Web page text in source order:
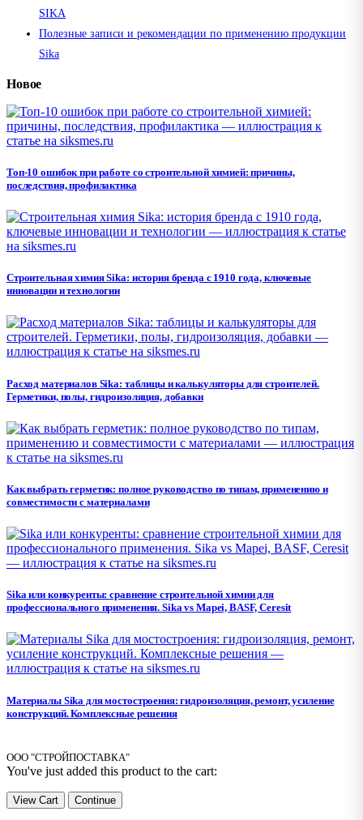
SIKA
Полезные записи и рекомендации по применению продукции
Sika
Новое
Топ-10 ошибок при работе со строительной химией: причины,
последствия, профилактика
Строительная химия Sika: история бренда с 1910 года, ключевые
инновации и технологии
Расход материалов Sika: таблицы и калькуляторы для строителей.
Герметики, полы, гидроизоляция, добавки
Как выбрать герметик: полное руководство по типам, применению и
совместимости с материалами
Sika или конкуренты: сравнение строительной химии для
профессионального применения. Sika vs Mapei, BASF, Ceresit
Материалы Sika для мостостроения: гидроизоляция, ремонт, усиление
конструкций. Комплексные решения
ООО "СТРОЙПОСТАВКА"
You've just added this product to the cart:
View Cart Continue